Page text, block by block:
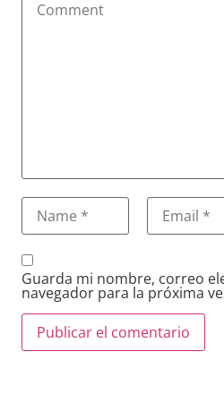
Guarda mi nombre, correo
navegador para la próxima